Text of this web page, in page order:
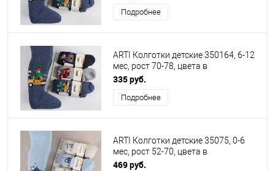
Подробнее
ARTI Колготки детские 350164, 6-12
мес, рост 70-78, цвета в
ассортименте
335 руб.
Подробнее
ARTI Колготки детские 35075, 0-6
мес, рост 52-70, цвета в
ассортименте
469 руб.